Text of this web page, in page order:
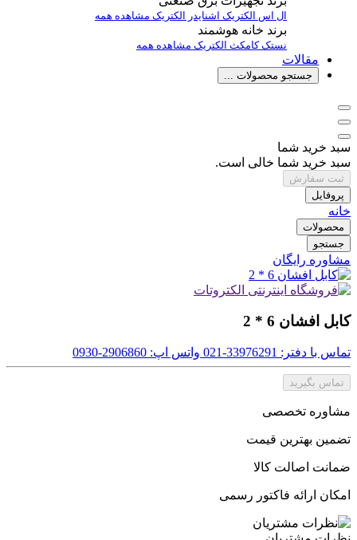
ال اس الکتریک اشنایدر الکتریک مشاهده همه
برند خانه هوشمند
نستککامکث الکتریک مشاهده همه
مقالات
جستجو محصولات ...
سبد خرید شما
سبد خرید شما خالی است.
ثبت سفارش
پروفایل
خانه
محصولات
جستجو
مشاوره رایگان
کابل افشان 6 * 2
تماس با دفتر: 33976291-021 واتس اپ: 2906860-0930
تماس بگیرید
مشاوره تخصصی
تضمین بهترین قیمت
ضمانت اصالت کالا
امکان ارائه فاکتور رسمی